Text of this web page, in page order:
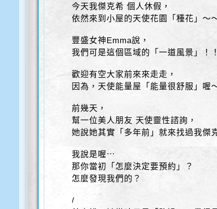
今天我傑克希 個人休假，
依然來到小屋的天使花園「種花」～
豐盛女神Emma說，
我們可是這個區域的「一道風景」！
歡迎有空大家前來來走走，
因為，天使能量屋「能量很舒服」喔
前幾天，
幫一位美人朋友 天使靈性諮詢，
她說她其實「多年前」就來找過我傑
我說是喔⋯
那你當初「怎麼決定要預約」？
怎麼發現我們的？
/